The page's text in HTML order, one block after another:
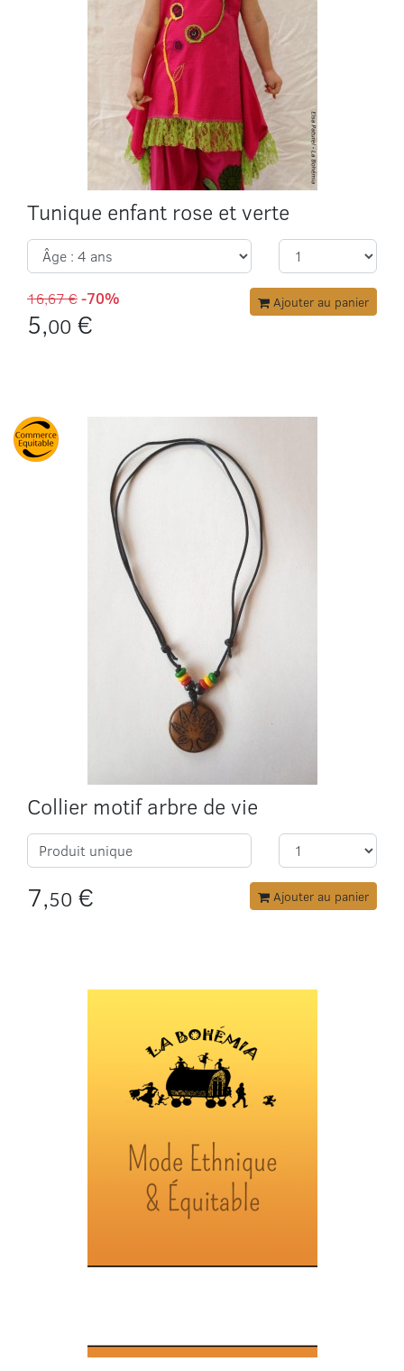
Tunique enfant rose et verte
16,67 €-70%
5,00 €
Ajouter au panier
Collier motif arbre de vie
Produit unique
7,50 € Ajouter au panier